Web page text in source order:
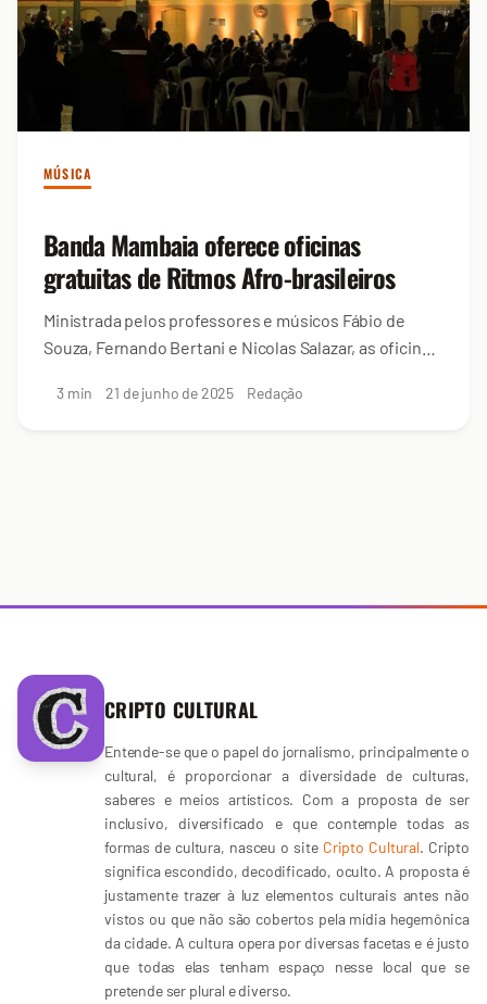
MÚSICA
Banda Mambaia oferece oficinas
gratuitas de Ritmos Afro-brasileiros
Ministrada pelos professores e músicos Fábio de
Souza, Fernando Bertani e Nicolas Salazar, as oficinas
3 min 21 de junho de 2025 Redação
CRIPTO CULTURAL
Entende-se que o papel do jornalismo, principalmente o
cultural, é proporcionar a diversidade de culturas,
saberes e meios artísticos. Com a proposta de ser
inclusivo, diversificado e que contemple todas as
formas de cultura, nasceu o site Cripto Cultural. Cripto
significa escondido, decodificado, oculto. A proposta é
justamente trazer à luz elementos culturais antes não
vistos ou que não são cobertos pela mídia hegemônica
da cidade. A cultura opera por diversas facetas e é justo
que todas elas tenham espaço nesse local que se
pretende ser plural e diverso.